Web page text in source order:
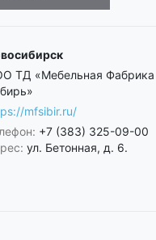
ТД «Мебельная Фабрика
mfsibir.ru/
+7 (383) 325-09-00
ул. Бетонная, д. 6.